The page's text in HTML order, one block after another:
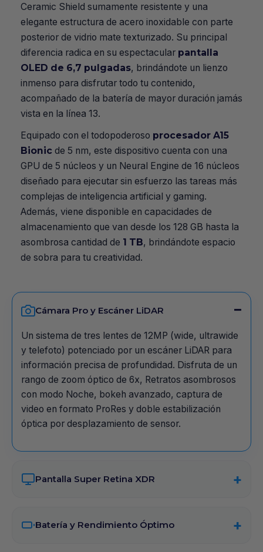
Ceramic Shield sumamente resistente y una
elegante estructura de acero inoxidable con parte
posterior de vidrio mate texturizado. Su principal
diferencia radica en su espectacular pantalla
OLED de 6,7 pulgadas, brindándote un lienzo
inmenso para disfrutar todo tu contenido,
acompañado de la batería de mayor duración jamás
vista en la línea 13.
Equipado con el todopoderoso procesador A15
Bionic de 5 nm, este dispositivo cuenta con una
GPU de 5 núcleos y un Neural Engine de 16 núcleos
diseñado para ejecutar sin esfuerzo las tareas más
complejas de inteligencia artificial y gaming.
Además, viene disponible en capacidades de
almacenamiento que van desde los 128 GB hasta la
asombrosa cantidad de 1 TB, brindándote espacio
de sobra para tu creatividad.
Cámara Pro y Escáner LiDAR
Un sistema de tres lentes de 12MP (wide, ultrawide
y telefoto) potenciado por un escáner LiDAR para
información precisa de profundidad. Disfruta de un
rango de zoom óptico de 6x, Retratos asombrosos
con modo Noche, bokeh avanzado, captura de
video en formato ProRes y doble estabilización
óptica por desplazamiento de sensor.
Pantalla Super Retina XDR
Batería y Rendimiento Óptimo